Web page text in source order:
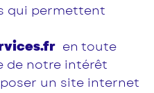
qui permettent
en toute
de notre intérêt
un site internet